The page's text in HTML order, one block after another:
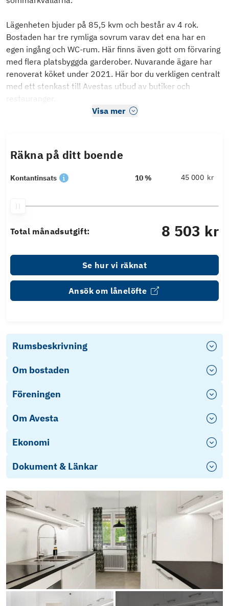
Lägenheten bjuder på 85,5 kvm och består av 4 rok.
Bostaden har tre rymliga sovrum varav det ena har en
egen ingång och WC-rum. Här finns även gott om förvaring
med flera platsbyggda garderober. Nuvarande ägare har
renoverat köket under 2021. Här bor du verkligen centralt
med ett stenkast till Avestas utbud av butiker och
restauranger.
Visa mer
Räkna på ditt boende
Kontantinsats 10 % kr
Total månadsutgift: 8 503 kr
Se hur vi räknat
Ansök om lånelöfte
Rumsbeskrivning
Om bostaden
Föreningen
Om Avesta
Ekonomi
Dokument & Länkar
Erbjudande LF Bank
Markusgatan 13